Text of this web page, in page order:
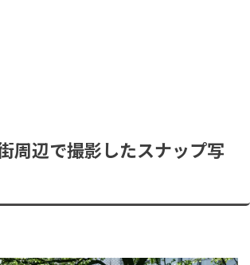
周辺で撮影したスナップ写